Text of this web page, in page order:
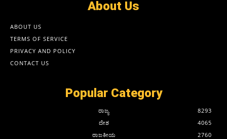
About Us
ABOUT US
TERMS OF SERVICE
PRIVACY AND POLICY
CONTACT US
Popular Category
ರಾಜ್ಯ
8293
ದೇಶ
4065
ರಾಜಕೀಯ
2760